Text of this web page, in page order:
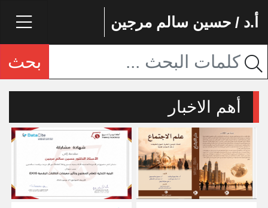
أ.د / حسين سالم مرجين
بحث
أهم الاخبار